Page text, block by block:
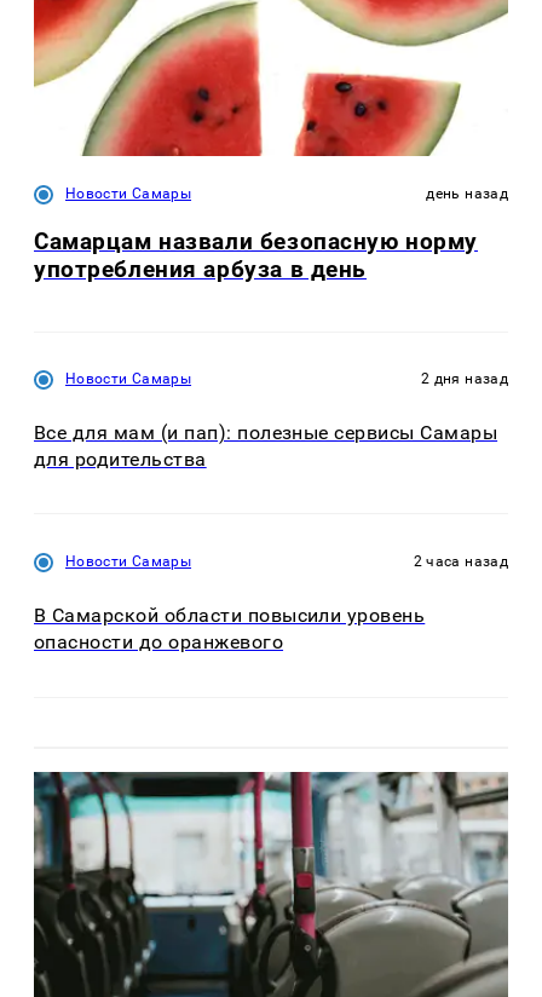
Новости Самары день назад
Самарцам назвали безопасную норму
употребления арбуза в день
Новости Самары 2 дня назад
Все для мам (и пап): полезные сервисы Самары
для родительства
Новости Самары 2 часа назад
В Самарской области повысили уровень
опасности до оранжевого